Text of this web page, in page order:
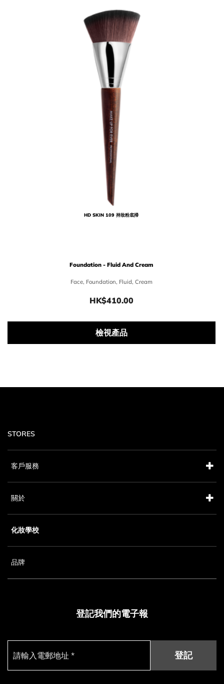
HD SKIN 109 持妝粉底掃
Foundation - Fluid And Cream​
Face, Foundation, Fluid, Cream
HK$410.00Price HK$410.00
檢視產品
STORES
客戶服務
關於
化妝學校
品牌
登記我們的電子報
登記